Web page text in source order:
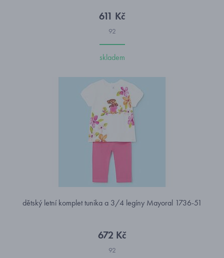
611 Kč
92
skladem
dětský letní komplet tunika a 3/4 legíny Mayoral 1736-51
672 Kč
92